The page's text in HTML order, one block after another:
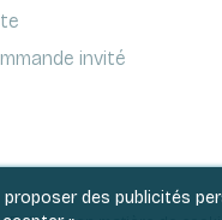
invité
des publicités